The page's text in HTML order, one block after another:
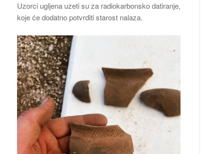
Uzorci ugljena uzeti su za radiokarbonsko datiranje,
koje će dodatno potvrditi starost nalaza.